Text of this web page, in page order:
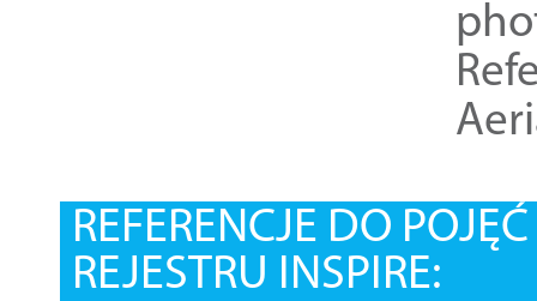
REFERENCJE DO
REJESTRU INSPIRE: